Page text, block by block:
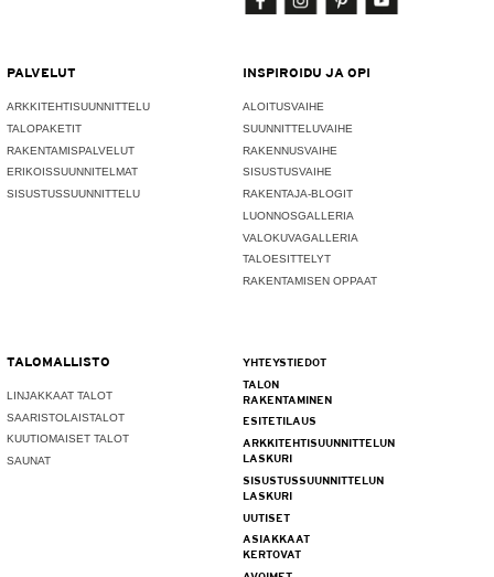
PALVELUT
ARKKITEHTISUUNNITTELU
TALOPAKETIT
RAKENTAMISPALVELUT
ERIKOISSUUNNITELMAT
SISUSTUSSUUNNITTELU
INSPIROIDU JA OPI
ALOITUSVAIHE
SUUNNITTELUVAIHE
RAKENNUSVAIHE
SISUSTUSVAIHE
RAKENTAJA-BLOGIT
LUONNOSGALLERIA
VALOKUVAGALLERIA
TALOESITTELYT
RAKENTAMISEN OPPAAT
TALOMALLISTO
LINJAKKAAT TALOT
SAARISTOLAISTALOT
KUUTIOMAISET TALOT
SAUNAT
YHTEYSTIEDOT
TALON
RAKENTAMINEN
ESITETILAUS
ARKKITEHTISUUNNITTELUN
LASKURI
SISUSTUSSUUNNITTELUN
LASKURI
UUTISET
ASIAKKAAT
KERTOVAT